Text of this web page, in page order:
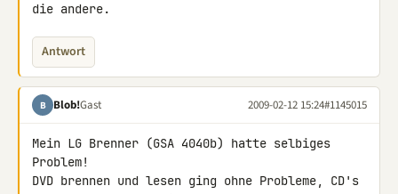
die andere.
Antwort
B Blob!Gast 2009-02-12 15:24#1145015
Mein LG Brenner (GSA 4040b) hatte selbiges
Problem!
DVD brennen und lesen ging ohne Probleme, CD's